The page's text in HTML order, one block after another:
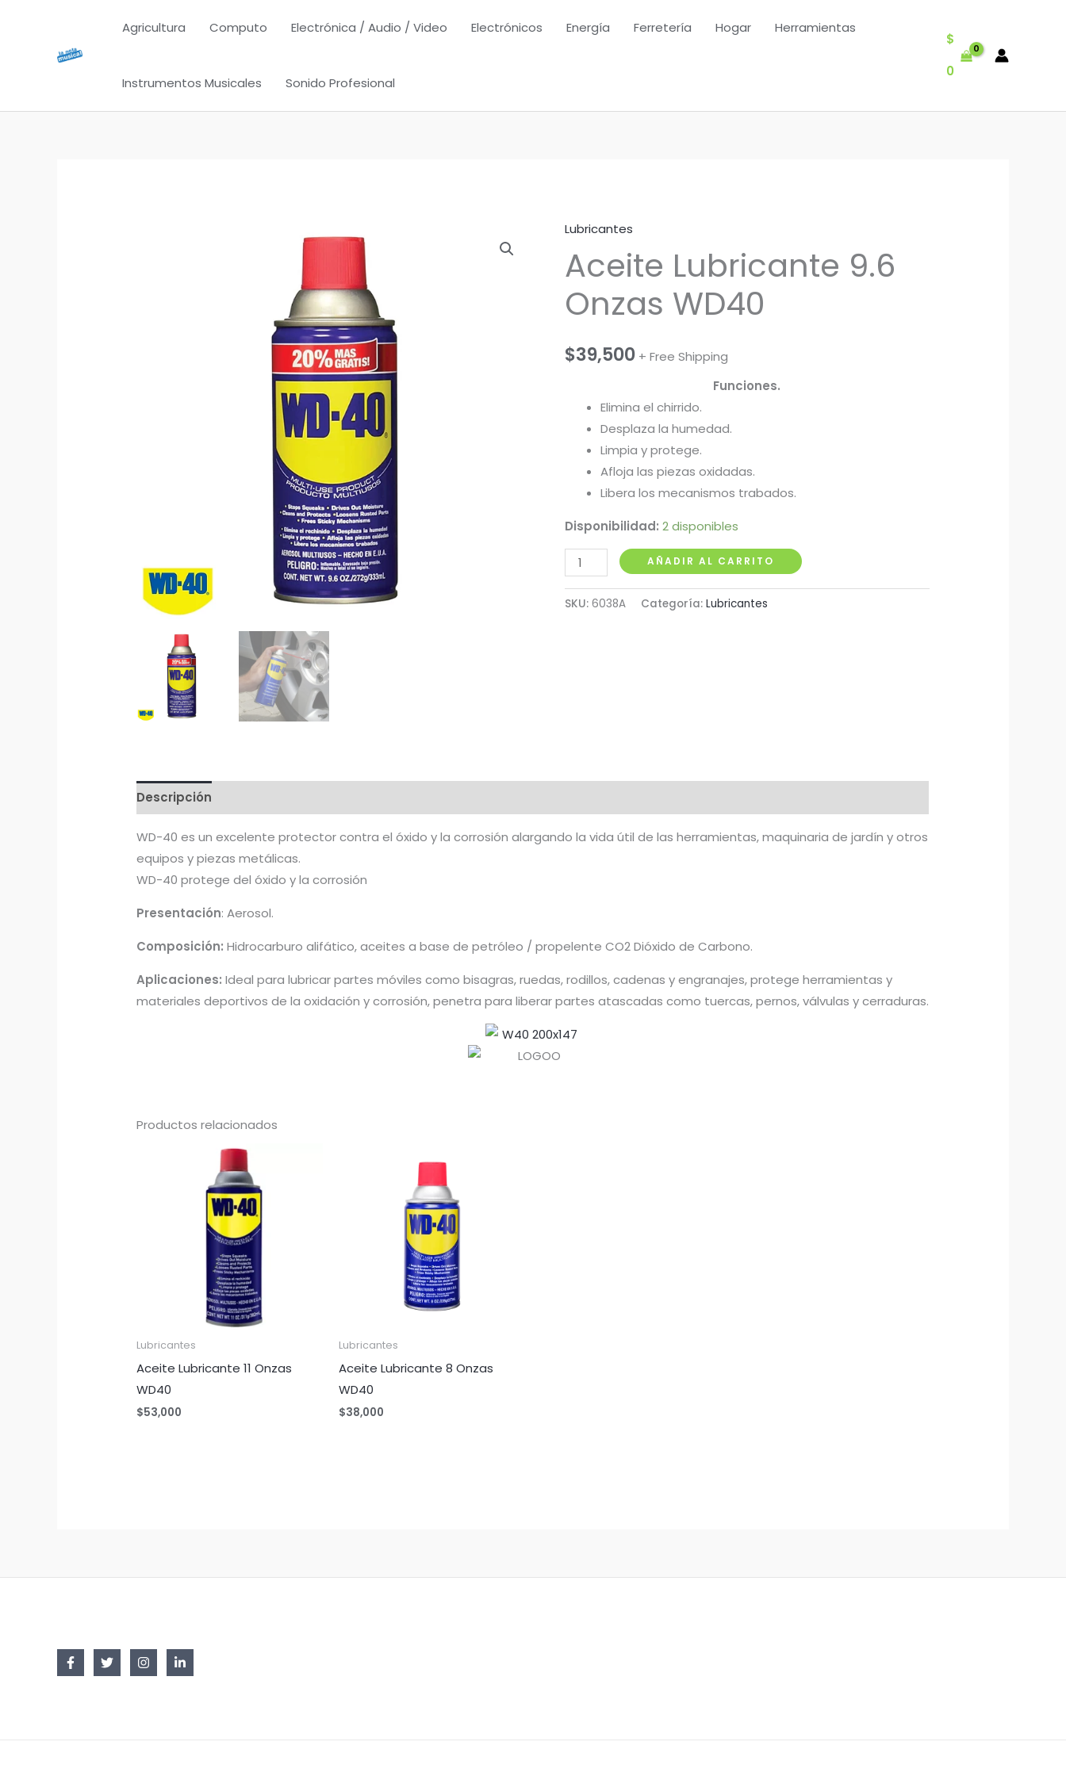
contenido
Agricultura Computo Electrónica / Audio / Video Electrónicos Energía Ferretería Hogar Herramientas
Instrumentos Musicales Sonido Profesional
$
0
Lubricantes
Aceite Lubricante 9.6
Onzas WD40
$39,500 + Free Shipping
Funciones.
Elimina el chirrido.
Desplaza la humedad.
Limpia y protege.
Afloja las piezas oxidadas.
Libera los mecanismos trabados.
Disponibilidad: 2 disponibles
Aceite
Lubricante
9.6
AÑADIR AL CARRITO
SKU: 6038A Categoría: Lubricantes
Descripción
WD-40 es un excelente protector contra el óxido y la corrosión alargando la vida útil de las herramientas, maquinaria de jardín y otros
equipos y piezas metálicas.
WD-40 protege del óxido y la corrosión
Presentación: Aerosol.
Composición: Hidrocarburo alifático, aceites a base de petróleo / propelente CO2 Dióxido de Carbono.
Aplicaciones: Ideal para lubricar partes móviles como bisagras, ruedas, rodillos, cadenas y engranajes, protege herramientas y
materiales deportivos de la oxidación y corrosión, penetra para liberar partes atascadas como tuercas, pernos, válvulas y cerraduras.
Productos relacionados
Lubricantes
Aceite Lubricante 11 Onzas
WD40
$53,000
Lubricantes
Aceite Lubricante 8 Onzas
WD40
$38,000